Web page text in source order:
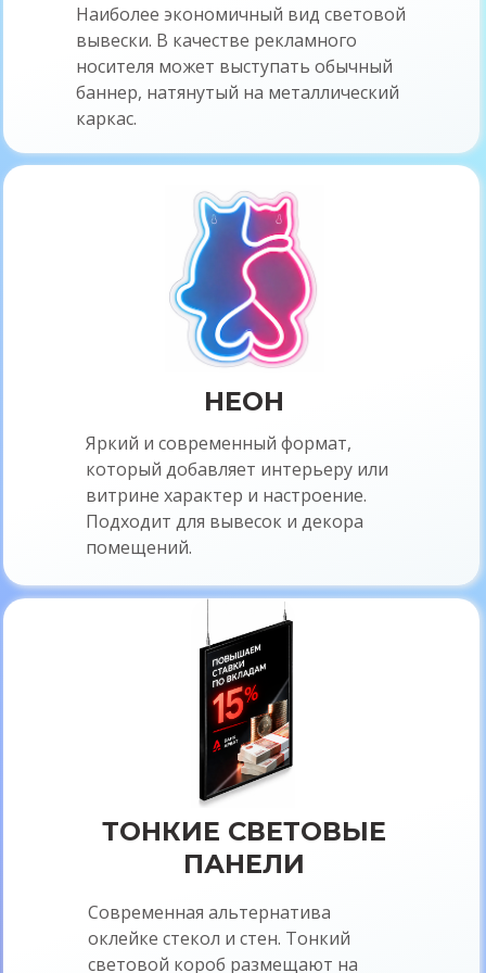
световой короб купить, объемные
световые буквы, буквы объемные с
контражурной подсветкой, буквы
объемные с открытым неоном,
буквы объемные металлические,
монтаж светового короба,
наружная реклама световые
короба, профиль для световых
коробов, реклама световые
короба в Архангельске,
производство световых коробов,
производство объемные буквы,
изготовление вывесок, световые
короба дешево, короб купить,
световой короб дешево, световой
цена в Архангельске, мастерская
рекламы, заказать световую
вывеску, светящаяся вывеска цена,
светящаяся вывеска, световая
вывеска, диодная вывеска,
диодная реклама, Компания
«Арбат» Архангельск: Дизайн
вывесок, фотомонтаж на фасаде
здания или в интерьере,
Согласование вывесок с мэрией
Архангельска, Монтаж и
подключение к электросети,
стоимость цена прайс прайслист
прайс-лист заказать световой
короб в Архангельске,
изготовление лайт-боксов, короб с
рекламой цена заказать, прайс-
светящихся коробов, рекламное
агентство по коробам, купить
ТОНКИЕ СВЕТОВЫЕ
ПАНЕЛИ
Современная альтернатива
оклейке стекол и стен. Тонкий
световой короб размещают на
НЕОН
Яркий и современный формат,
который добавляет интерьеру или
витрине характер и настроение.
Подходит для вывесок и декора
помещений.
Наиболее экономичный вид световой
вывески. В качестве рекламного
носителя может выступать обычный
баннер, натянутый на металлический
каркас.